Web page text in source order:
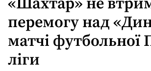
«Шахтар» не
перемогу над
матчі футбольної
ліги